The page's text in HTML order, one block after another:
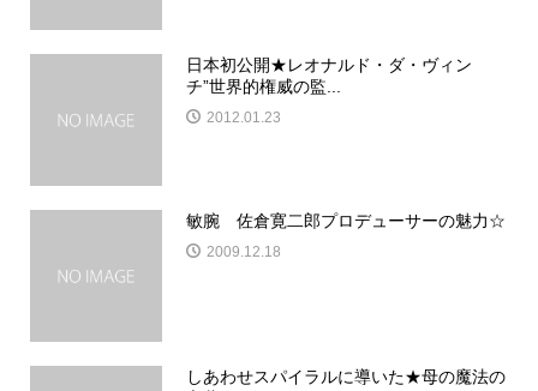
日本初公開★レオナルド・ダ・ヴィン
チ”世界的権威の監...
2012.01.23
敏腕 佐倉寛二郎プロデューサーの魅力☆
2009.12.18
しあわせスパイラルに導いた★母の魔法の